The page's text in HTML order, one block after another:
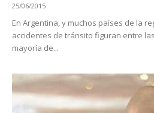
25/06/2015
En Argentina, y muchos países de la
accidentes de tránsito figuran entre
mayoría de...